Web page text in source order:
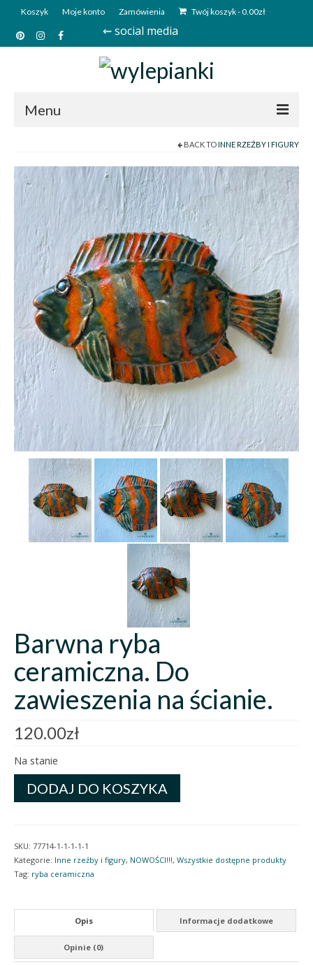
Koszyk Moje konto Zamówienia Twój koszyk-0.00zł
⇜ social media
Menu
Sklep
Kim jesteśmy?
Kontakt
Deutsch
BACK TOINNE RZEŹBY I FIGURY
Barwna ryba
ceramiczna. Do
zawieszenia na ścianie.
120.00zł
Na stanie
ilość
Barwna
zawieszenia
na
ścianie.
DODAJ DO KOSZYKA
SKU: 77714-1-1-1-1-1
Kategorie: Inne rzeźby i figury, NOWOŚCI!!!, Wszystkie dostępne produkty
Tag: ryba ceramiczna
Opis Informacje dodatkowe
Opinie (0)